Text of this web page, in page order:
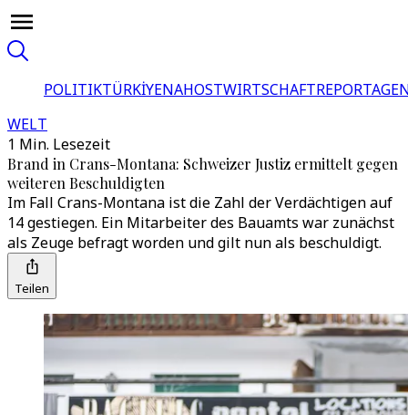
POLITIKTÜRKİYENAHOSTWIRTSCHAFT
WELT
1 Min. Lesezeit
Brand in Crans-Montana: Schweizer Justiz ermittelt gegen
weiteren Beschuldigten
Im Fall Crans-Montana ist die Zahl der Verdächtigen auf
14 gestiegen. Ein Mitarbeiter des Bauamts war zunächst
als Zeuge befragt worden und gilt nun als beschuldigt.
Teilen